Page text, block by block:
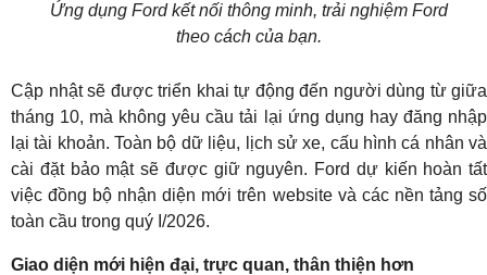
Ứng dụng Ford kết nối thông minh, trải nghiệm Ford
theo cách của bạn.
Cập nhật sẽ được triển khai tự động đến người dùng từ giữa
tháng 10, mà không yêu cầu tải lại ứng dụng hay đăng nhập
lại tài khoản. Toàn bộ dữ liệu, lịch sử xe, cấu hình cá nhân và
cài đặt bảo mật sẽ được giữ nguyên. Ford dự kiến hoàn tất
việc đồng bộ nhận diện mới trên website và các nền tảng số
toàn cầu trong quý I/2026.
Giao diện mới hiện đại, trực quan, thân thiện hơn